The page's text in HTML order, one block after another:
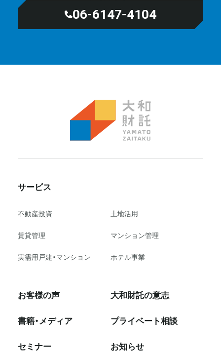
06-6147-4104
サービス
不動産投資
⼟地活⽤
賃貸管理
マンション管理
実需用戸建・マンション
ホテル事業
お客様の声
書籍・メディア
セミナー
大和財託の意志
プライベート相談
お知らせ